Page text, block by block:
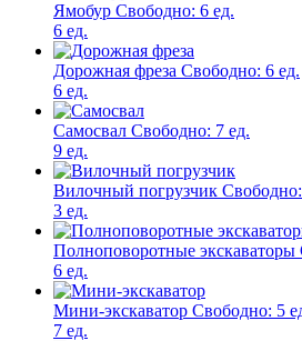
Ямобур Свободно: 6 ед.
6 ед.
Дорожная фреза Свободно: 6 ед.
6 ед.
Самосвал Свободно: 7 ед.
9 ед.
Вилочный погрузчик Свободно:
3 ед.
Полноповоротные экскаваторы
6 ед.
Мини-экскаватор Свободно: 5
7 ед.